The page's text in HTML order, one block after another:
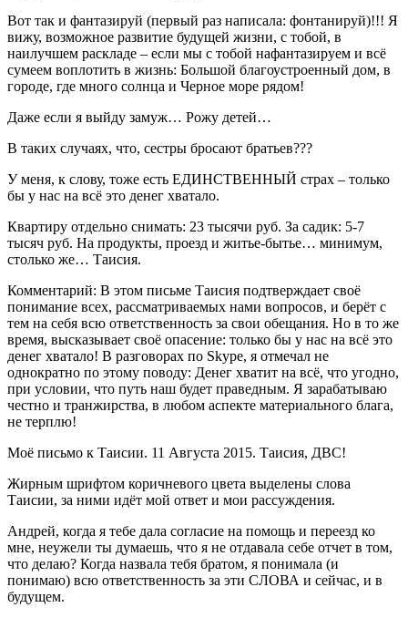
Вот так и фантазируй (первый раз написала: фонтанируй)!!! Я
вижу, возможное развитие будущей жизни, с тобой, в
наилучшем раскладе – если мы с тобой нафантазируем и всё
сумеем воплотить в жизнь: Большой благоустроенный дом, в
городе, где много солнца и Черное море рядом!
Даже если я выйду замуж… Рожу детей…
В таких случаях, что, сестры бросают братьев???
У меня, к слову, тоже есть ЕДИНСТВЕННЫЙ страх – только
бы у нас на всё это денег хватало.
Квартиру отдельно снимать: 23 тысячи руб. За садик: 5-7
тысяч руб. На продукты, проезд и житье-бытье… минимум,
столько же… Таисия.
Комментарий: В этом письме Таисия подтверждает своё
понимание всех, рассматриваемых нами вопросов, и берёт с
тем на себя всю ответственность за свои обещания. Но в то же
время, высказывает своё опасение: только бы у нас на всё это
денег хватало! В разговорах по Skype, я отмечал не
однократно по этому поводу: Денег хватит на всё, что угодно,
при условии, что путь наш будет праведным. Я зарабатываю
честно и транжирства, в любом аспекте материального блага,
не терплю!
Моё письмо к Таисии. 11 Августа 2015. Таисия, ДВС!
Жирным шрифтом коричневого цвета выделены слова
Таисии, за ними идёт мой ответ и мои рассуждения.
Андрей, когда я тебе дала согласие на помощь и переезд ко
мне, неужели ты думаешь, что я не отдавала себе отчет в том,
что делаю? Когда назвала тебя братом, я понимала (и
понимаю) всю ответственность за эти СЛОВА и сейчас, и в
будущем.